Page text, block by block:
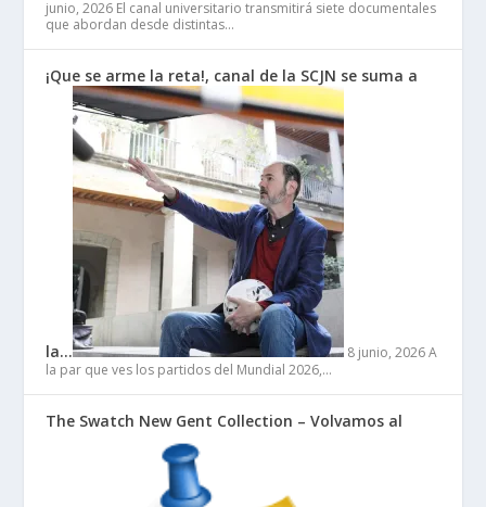
junio, 2026 El canal universitario transmitirá siete documentales
que abordan desde distintas…
¡Que se arme la reta!, canal de la SCJN se suma a
la… 8 junio, 2026 A
la par que ves los partidos del Mundial 2026,…
The Swatch New Gent Collection – Volvamos al